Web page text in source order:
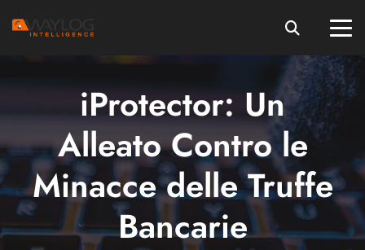
iProtector: Un
Alleato Contro le
Minacce delle Truffe
Bancarie